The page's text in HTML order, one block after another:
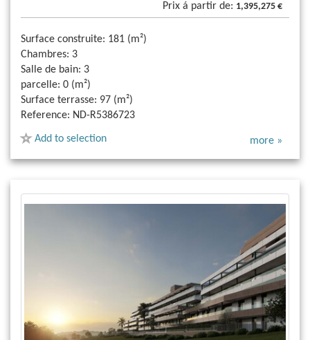
Prix á partir de: 1,395,275 €
Surface construite: 181 (m²)
Chambres: 3
Salle de bain: 3
parcelle: 0 (m²)
Surface terrasse: 97 (m²)
Reference: ND-R5386723
Add to selection more »